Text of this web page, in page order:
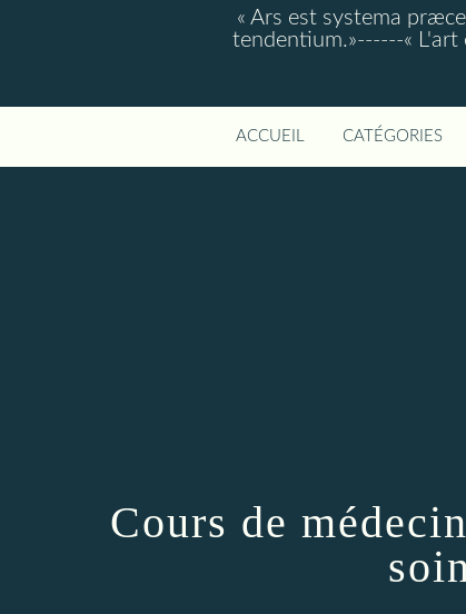
« Ars est systema
tendentium.»------« L'art
ACCUEIL CATÉGORIES
Cours de